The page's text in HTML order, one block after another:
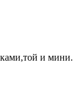
и мини.